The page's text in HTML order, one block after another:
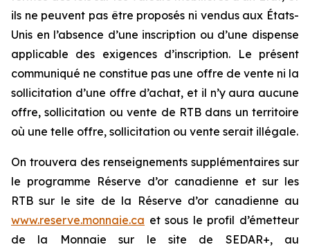
ils ne peuvent pas être proposés ni vendus aux États-
Unis en l’absence d’une inscription ou d’une dispense
applicable des exigences d’inscription. Le présent
communiqué ne constitue pas une offre de vente ni la
sollicitation d’une offre d’achat, et il n’y aura aucune
offre, sollicitation ou vente de RTB dans un territoire
où une telle offre, sollicitation ou vente serait illégale.
On trouvera des renseignements supplémentaires sur
le programme Réserve d’or canadienne et sur les
RTB sur le site de la Réserve d’or canadienne au
www.reserve.monnaie.ca et sous le profil d’émetteur
de la Monnaie sur le site de SEDAR+, au